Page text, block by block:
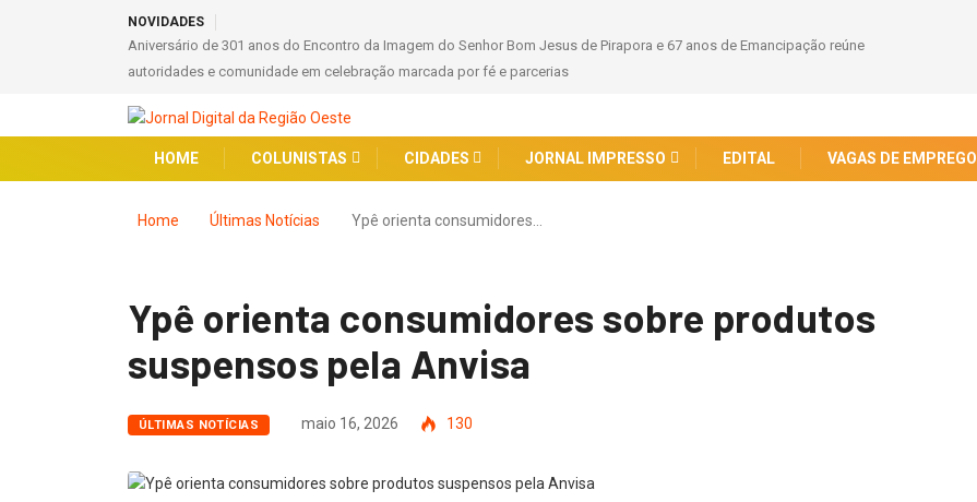
NOVIDADES
Aniversário de 301 anos do Encontro da Imagem do Senhor Bom Jesus de Pirapora e 67 anos de Emancipação reúne
autoridades e comunidade em celebração marcada por fé e parcerias
HOME COLUNISTAS CIDADES JORNAL IMPRESSO EDITAL VAGAS DE EMPREGO
Home Últimas Notícias Ypê orienta consumidores…
Ypê orienta consumidores sobre produtos
suspensos pela Anvisa
ÚLTIMAS NOTÍCIAS maio 16, 2026 130